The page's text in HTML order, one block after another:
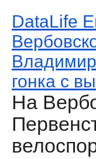
DataLife
гонка с
На